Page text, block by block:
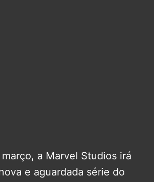
a Marvel Studios irá
e aguardada série do